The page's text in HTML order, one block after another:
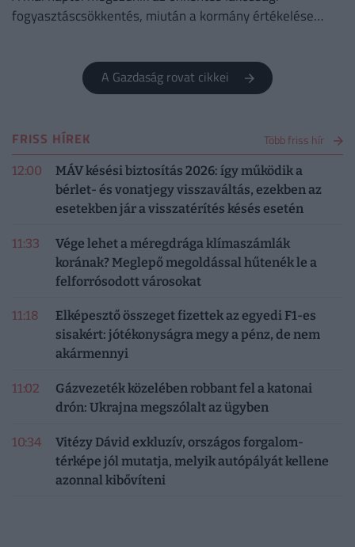
fogyasztáscsökkentés, miután a kormány értékelése
A Gazdaság rovat cikkei
FRISS HÍREK Több friss hír
12:00
MÁV késési biztosítás 2026: így működik a
bérlet- és vonatjegy visszaváltás, ezekben az
esetekben jár a visszatérítés késés esetén
11:33
Vége lehet a méregdrága klímaszámlák
korának? Meglepő megoldással hűtenék le a
felforrósodott városokat
11:18
Elképesztő összeget fizettek az egyedi F1-es
sisakért: jótékonyságra megy a pénz, de nem
akármennyi
11:02
Gázvezeték közelében robbant fel a katonai
drón: Ukrajna megszólalt az ügyben
10:34
Vitézy Dávid exkluzív, országos forgalom-
térképe jól mutatja, melyik autópályát kellene
azonnal kibővíteni